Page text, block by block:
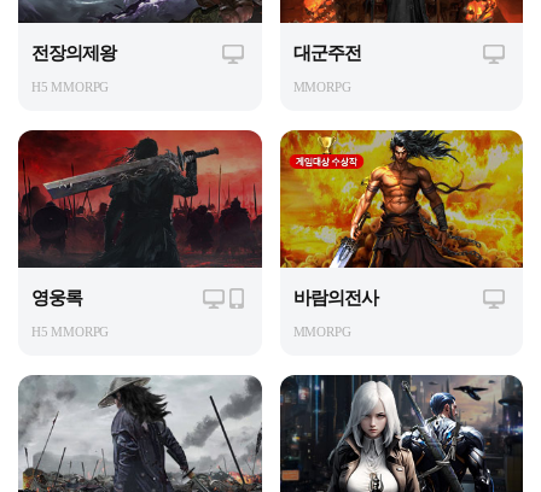
전장의제왕
H5 MMORPG
대군주전
MMORPG
영웅록
H5 MMORPG
바람의전사
MMORPG